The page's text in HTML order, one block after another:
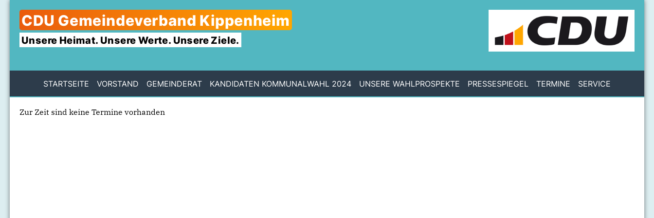
CDU Gemeindeverband Kippenheim
Unsere Heimat. Unsere Werte. Unsere Ziele.
STARTSEITE VORSTAND GEMEINDERAT KANDIDATEN KOMMUNALWAHL 2024 UNSERE WAHLPROSPEKTE PRESSESPIEGEL TERMINE SERVICE
Zur Zeit sind keine Termine vorhanden